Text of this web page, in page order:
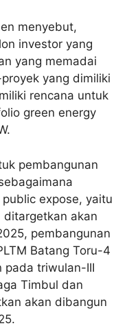
menyebut,
investor yang
yang memadai
yang dimiliki
rencana untuk
green energy
pembangunan
expose, yaitu
ditargetkan akan
pembangunan
Batang Toru-4
pada triwulan-III
Timbul dan
akan dibangun